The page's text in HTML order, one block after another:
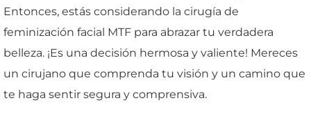
Entonces, estás considerando la cirugía de
feminización facial MTF para abrazar tu verdadera
belleza. ¡Es una decisión hermosa y valiente! Mereces
un cirujano que comprenda tu visión y un camino que
te haga sentir segura y comprensiva.